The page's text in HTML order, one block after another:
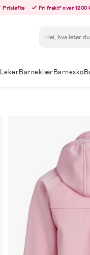
Prisløfte Fri frakt* over 1200
LekerBarneklærBarnesko